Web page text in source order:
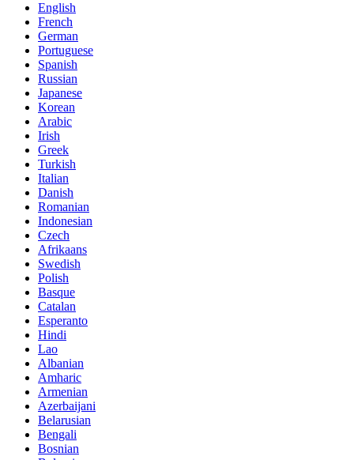
English
French
German
Portuguese
Spanish
Russian
Japanese
Korean
Arabic
Irish
Greek
Turkish
Italian
Danish
Romanian
Indonesian
Czech
Afrikaans
Swedish
Polish
Basque
Catalan
Esperanto
Hindi
Lao
Albanian
Amharic
Armenian
Azerbaijani
Belarusian
Bengali
Bosnian